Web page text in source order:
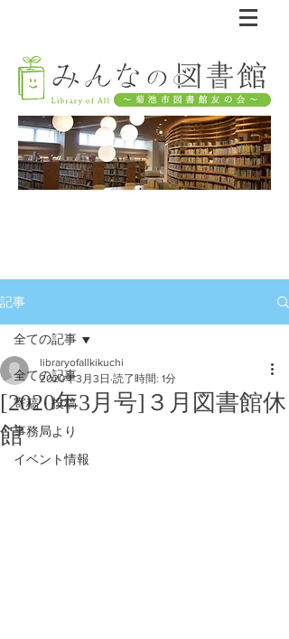
記事
全ての記事
寄稿・投稿
事務局より
イベント情報
全ての記事
[2020年3月号]３月図書館休
館
libraryofallkikuchi
2020年3月3日 読了時間: 1分